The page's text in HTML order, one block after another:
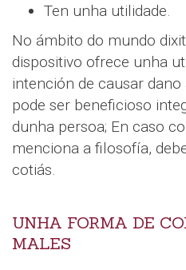
Ten unha utilidade.
No ámbito do mundo
dispositivo ofrece unha
intención de causar
pode ser beneficioso
dunha persoa; En caso
menciona a filosofía,
cotiás.
UNHA FORMA DE
MALES